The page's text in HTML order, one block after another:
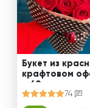
Букет из
крафтовом
и 60 см
74